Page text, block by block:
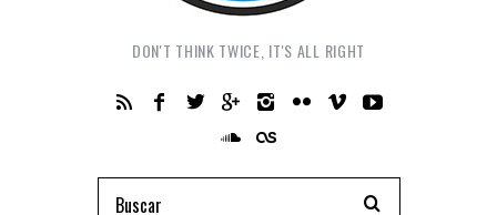
DON'T THINK TWICE, IT'S ALL RIGHT